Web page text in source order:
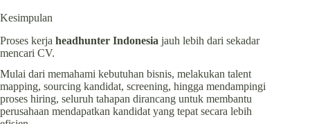
Kesimpulan
Proses kerja headhunter Indonesia jauh lebih dari sekadar
mencari CV.
Mulai dari memahami kebutuhan bisnis, melakukan talent
mapping, sourcing kandidat, screening, hingga mendampingi
proses hiring, seluruh tahapan dirancang untuk membantu
perusahaan mendapatkan kandidat yang tepat secara lebih